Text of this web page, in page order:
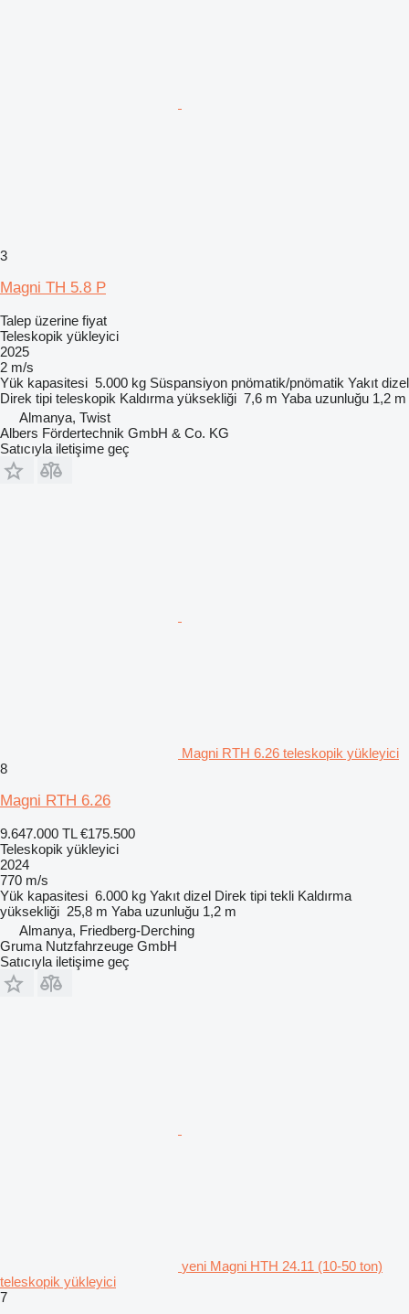
3
Magni TH 5.8 P
Talep üzerine fiyat
Teleskopik yükleyici
2025
2 m/s
Yük kapasitesi 5.000 kg Süspansiyon pnömatik/pnömatik Yakıt dizel
Direk tipi teleskopik Kaldırma yüksekliği 7,6 m Yaba uzunluğu 1,2 m
Almanya, Twist
Albers Fördertechnik GmbH & Co. KG
Satıcıyla iletişime geç
Magni RTH 6.26 teleskopik yükleyici
8
Magni RTH 6.26
9.647.000 TL €175.500
Teleskopik yükleyici
2024
770 m/s
Yük kapasitesi 6.000 kg Yakıt dizel Direk tipi tekli Kaldırma
yüksekliği 25,8 m Yaba uzunluğu 1,2 m
Almanya, Friedberg-Derching
Gruma Nutzfahrzeuge GmbH
Satıcıyla iletişime geç
yeni Magni HTH 24.11 (10-50 ton)
teleskopik yükleyici
7